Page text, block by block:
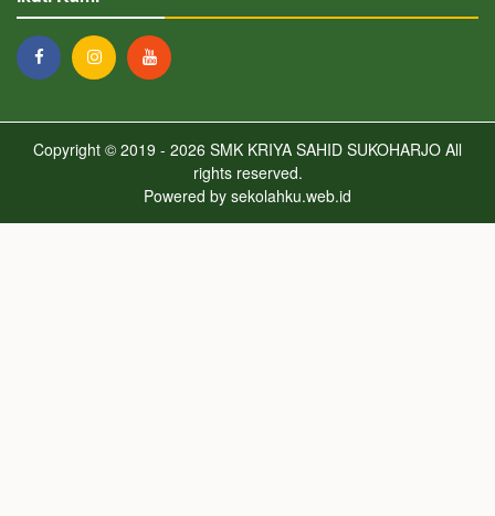
Copyright © 2019 - 2026 SMK KRIYA SAHID SUKOHARJO All
rights reserved.
Powered by sekolahku.web.id